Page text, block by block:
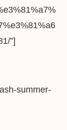
”]
summer-